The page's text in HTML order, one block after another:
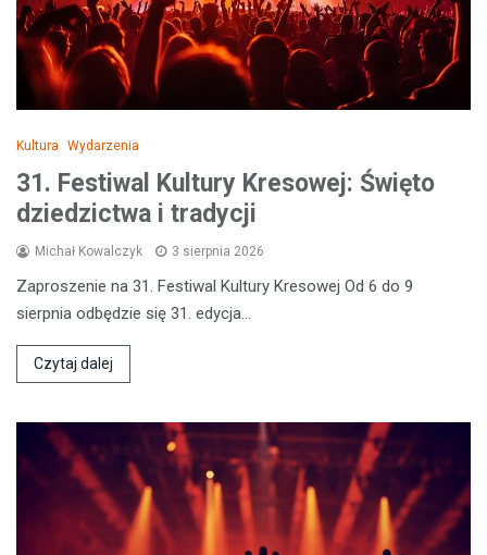
Kultura Wydarzenia
31. Festiwal Kultury Kresowej: Święto
dziedzictwa i tradycji
Michał Kowalczyk 3 sierpnia 2026
Zaproszenie na 31. Festiwal Kultury Kresowej Od 6 do 9
sierpnia odbędzie się 31. edycja…
Czytaj dalej